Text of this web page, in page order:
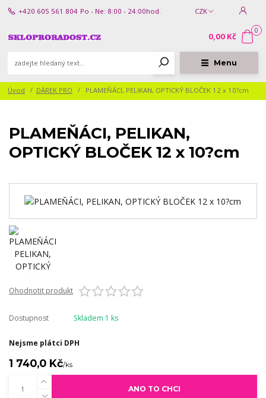
Menu
CZK
+420 605 561 804 Po - Ne: 8:00 - 24:00hod.
0
0,00 Kč
Úvod DÁREK PRO PLAMEŇÁCI, PELIKAN, OPTICKÝ BLOČEK 12 x 10?cm
PLAMEŇÁCI, PELIKAN,
OPTICKÝ BLOČEK 12 x 10?cm
Ohodnotit produkt
Dostupnost Skladem 1 ks
Nejsme plátci DPH
1 740,0 Kč/ks
ANO TO CHCI